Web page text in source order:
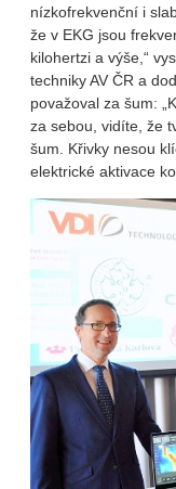
nízkofrekvenční i
že v EKG jsou
kilohertzi a výše,“
techniky AV ČR a
považoval za šum:
za sebou, vidíte, že
šum. Křivky nesou
elektrické aktivace